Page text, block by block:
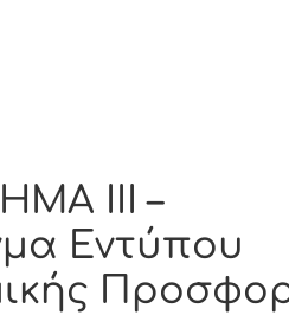
ΙΙI –
Εντύπου